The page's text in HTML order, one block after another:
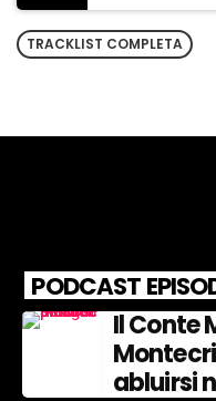
TRACKLIST COMPLETA
PODCAST
Il Conte
abluirsi